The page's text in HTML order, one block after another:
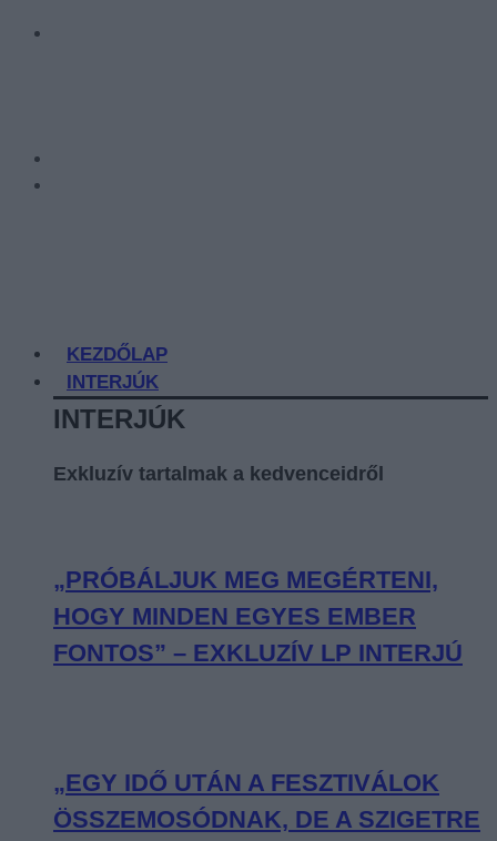
KEZDŐLAP
INTERJÚK
INTERJÚK
Exkluzív tartalmak a kedvenceidről
„PRÓBÁLJUK MEG MEGÉRTENI,
HOGY MINDEN EGYES EMBER
FONTOS” – EXKLUZÍV LP INTERJÚ
„EGY IDŐ UTÁN A FESZTIVÁLOK
ÖSSZEMOSÓDNAK, DE A SZIGETRE